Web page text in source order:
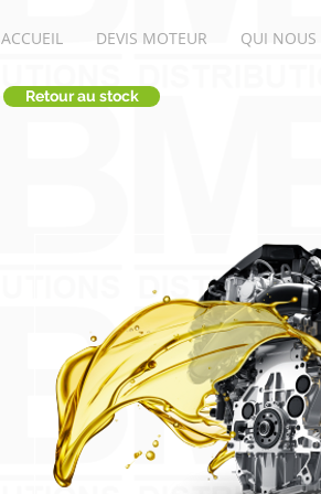
ACCUEIL DEVIS MOTEUR QUI NOUS
Retour au stock